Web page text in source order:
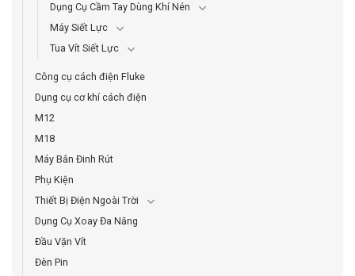
Dụng Cụ Cầm Tay Dùng Khí Nén
Máy Siết Lực
Tua Vít Siết Lực
Công cụ cách điện Fluke
Dụng cụ cơ khí cách điện
M12
M18
Máy Bắn Đinh Rút
Phụ Kiện
Thiết Bị Điện Ngoài Trời
Dụng Cụ Xoay Đa Năng
Đầu Vặn Vít
Đèn Pin